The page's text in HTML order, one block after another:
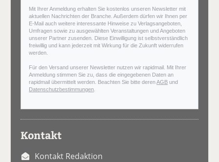
Mit Ihrer Anmeldung erhalten Sie kostenlos unseren Newsletter mit
aktuellen Nachrichten der Branche. Außerdem dürfen wir Ihnen per
E-Mail auch weitere interessante Hinweise zu Verlagsangeboten,
Umfragen sowie zu ausgewählten Veranstaltungen und Angeboten
unserer Partner zusenden. Diese Einwilligung ist selbstverständlich
freiwillig und kann jederzeit mit Wirkung für die Zukunft widerrufen
werden.
Für den Versand unserer Newsletter nutzen wir rapidmail. Mit Ihrer
Anmeldung stimmen Sie zu, dass die eingegebenen Daten an
rapidmail übermittelt werden. Beachten Sie bitte derenAGB und
Datenschutzbestimmungen
Kontakt
Kontakt Redaktion